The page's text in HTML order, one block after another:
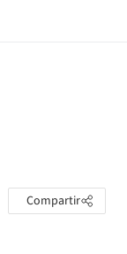
Compartir